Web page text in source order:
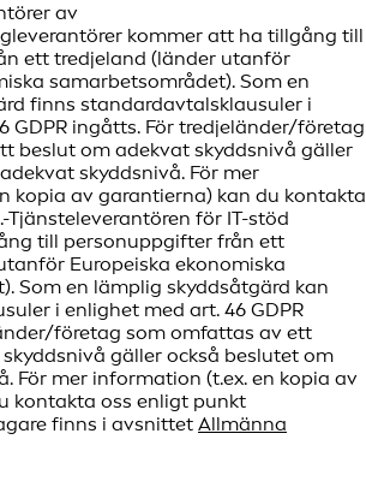
av
kommer att ha tillgång till
ett tredjeland (länder utanför
samarbetsområdet). Som en
finns standardavtalsklausuler i
GDPR ingåtts. För tredjeländer/företag
beslut om adekvat skyddsnivå gäller
skyddsnivå. För mer
kopia av garantierna) kan du kontakta
Tjänsteleverantören för IT-stöd
till personuppgifter från ett
Europeiska ekonomiska
Som en lämplig skyddsåtgärd kan
i enlighet med art. 46 GDPR
företag som omfattas av ett
gäller också beslutet om
För mer information (t.ex. en kopia av
kontakta oss enligt punkt
finns i avsnittet Allmänna